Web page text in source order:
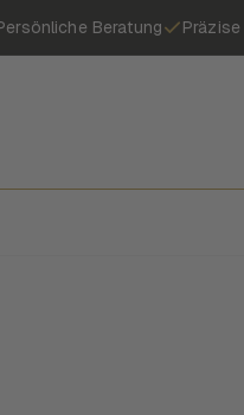
Beratung